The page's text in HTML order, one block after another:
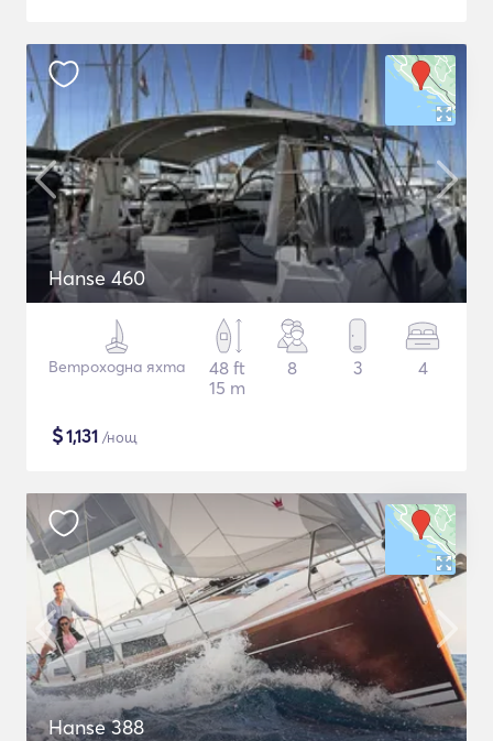
Hanse 460
Ветроходна яхта
48 ft
15 m
8 3 4
$1,131 /нощ
Hanse 388